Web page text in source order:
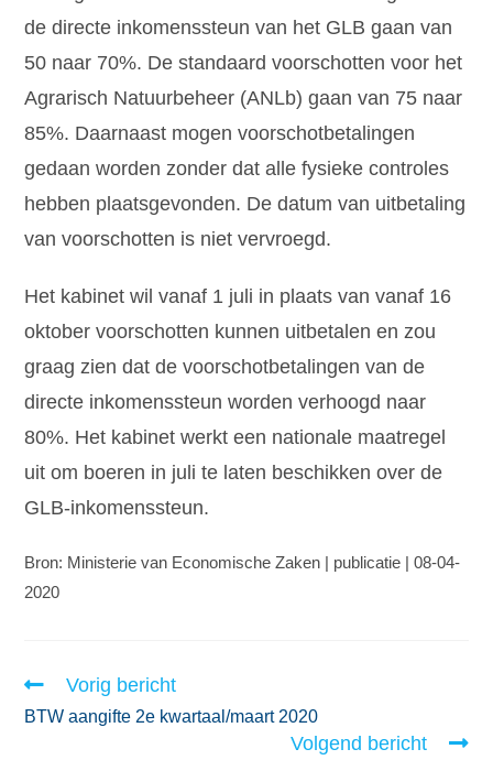
de directe inkomenssteun van het GLB gaan van
50 naar 70%. De standaard voorschotten voor het
Agrarisch Natuurbeheer (ANLb) gaan van 75 naar
85%. Daarnaast mogen voorschotbetalingen
gedaan worden zonder dat alle fysieke controles
hebben plaatsgevonden. De datum van uitbetaling
van voorschotten is niet vervroegd.
Het kabinet wil vanaf 1 juli in plaats van vanaf 16
oktober voorschotten kunnen uitbetalen en zou
graag zien dat de voorschotbetalingen van de
directe inkomenssteun worden verhoogd naar
80%. Het kabinet werkt een nationale maatregel
uit om boeren in juli te laten beschikken over de
GLB-inkomenssteun.
Bron: Ministerie van Economische Zaken | publicatie | 08-04-
2020
Vorig bericht
BTW aangifte 2e kwartaal/maart 2020
Volgend bericht